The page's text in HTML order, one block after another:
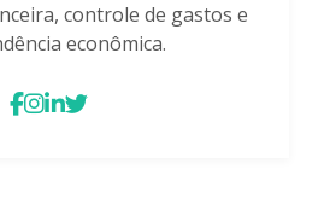
controle de gastos e
econômica.